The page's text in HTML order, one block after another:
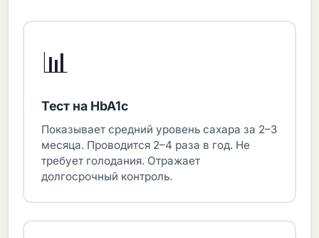
📊
Тест на HbA1c
Показывает средний уровень сахара за 2–3
месяца. Проводится 2–4 раза в год. Не
требует голодания. Отражает
долгосрочный контроль.